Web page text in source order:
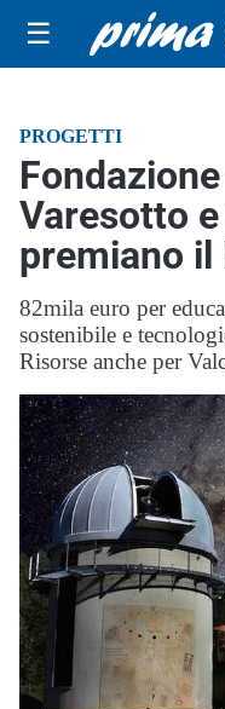
☰
PROGETTI
Varesotto
premiano il
82mila euro per
sostenibile e
Risorse anche per